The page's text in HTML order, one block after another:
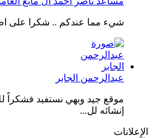
شيء مما عندكم .. شكرا على
عبدالرحمن الجابر
موقع جيد وبهي نستفيد فشكراً
إنشائه لل...
الإعلانات